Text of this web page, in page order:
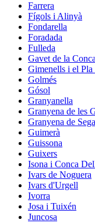
Farrera
Fígols i Alinyà
Fondarella
Foradada
Fulleda
Gavet de la Conca
Gimenells i el Pla
Golmés
Gósol
Granyanella
Granyena de les
Granyena de
Guimerà
Guissona
Guixers
Isona i Conca
Ivars de Noguera
Ivars d'Urgell
Ivorra
Josa i Tuixén
Juncosa